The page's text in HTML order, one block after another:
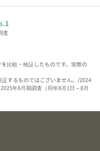
査
比較・検証したものです。実際の
するものではございません。/2024
年8月期調査（同年8月1日～8月